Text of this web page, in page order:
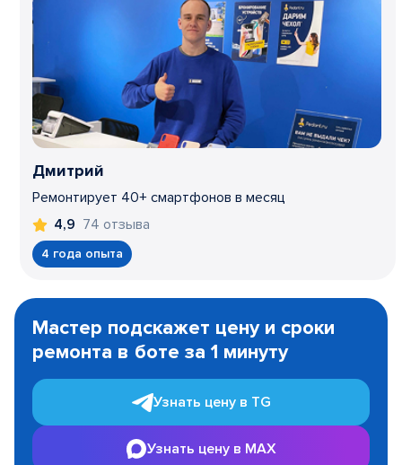
Дмитрий
Ремонтирует 40+ смартфонов в месяц
4,9 74 отзыва
4 года опыта
1
Мастер подскажет цену и сроки
ремонта в боте за 1 минуту
Узнать цену в TG
Узнать цену в MAX